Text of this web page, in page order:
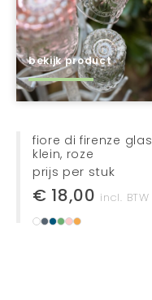
bekijk product
fiore di firenze glas
klein, roze
prijs per stuk
€ 18,00 incl. BTW